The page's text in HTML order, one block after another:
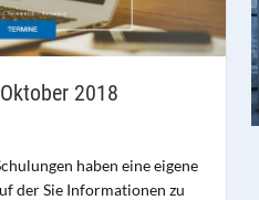
2018
haben eine eigene
der Sie Informationen zu